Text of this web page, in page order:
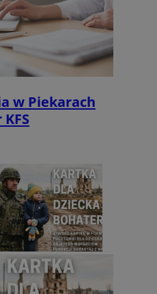
w Piekarach